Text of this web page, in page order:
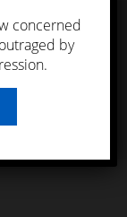
concerned
by